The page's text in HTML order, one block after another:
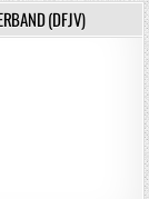
(DFJV)